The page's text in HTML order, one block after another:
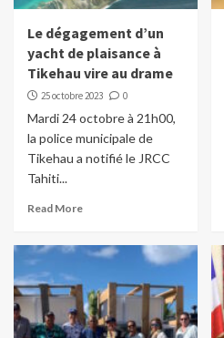
Le dégagement d’un
yacht de plaisance à
Tikehau vire au drame
25 octobre 2023 0
Mardi 24 octobre à 21h00,
la police municipale de
Tikehau a notifié le JRCC
Tahiti...
Read More